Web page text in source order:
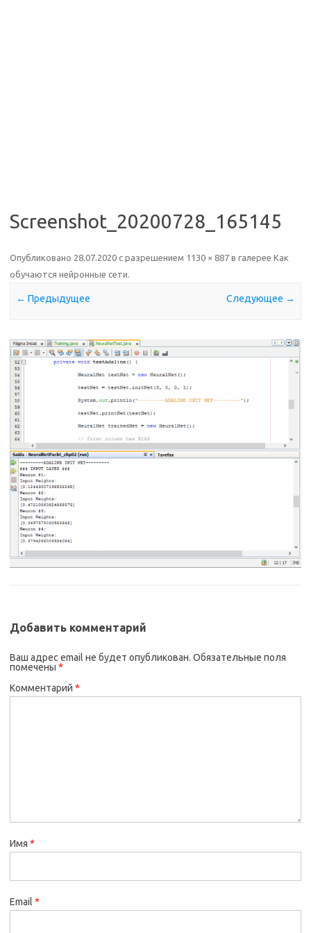
Screenshot_20200728_165145
Опубликовано 28.07.2020 с разрешением 1130 × 887 в галерее Как
обучаются нейронные сети.
← Предыдущее Следующее →
Добавить комментарий
Ваш адрес email не будет опубликован. Обязательные поля
помечены *
Комментарий *
Имя *
Email *